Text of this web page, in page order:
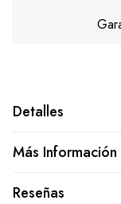
Detalles
Más Información
Reseñas